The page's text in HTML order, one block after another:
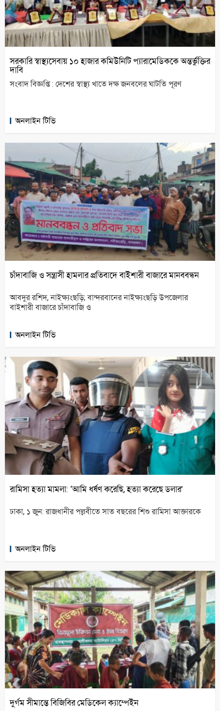
সরকারি স্বাস্থ্যসেবায় ১০ হাজার কমিউনিটি প্যারামেডিককে অন্তর্ভুক্তির
দাবি
সংবাদ বিজ্ঞপ্তি : দেশের স্বাস্থ্য খাতে দক্ষ জনবলের ঘাটতি পূরণ
অনলাইন টিভি
চাঁদাবাজি ও সন্ত্রাসী হামলার প্রতিবাদে বাইশারী বাজারে মানববন্ধন
আবদুর রশিদ, নাইক্ষ্যংছড়ি; বান্দরবানের নাইক্ষ্যংছড়ি উপজেলার
বাইশারী বাজারে চাঁদাবাজি ও
অনলাইন টিভি
রামিসা হত্যা মামলা: ‘আমি ধর্ষণ করেছি, হত্যা করেছে ডলার’
ঢাকা, ১ জুন: রাজধানীর পল্লবীতে সাত বছরের শিশু রামিসা আক্তারকে
অনলাইন টিভি
দুর্গম সীমান্তে বিজিবির মেডিকেল ক্যাম্পেইন